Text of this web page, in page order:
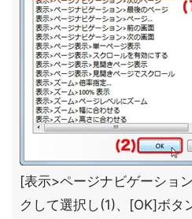
[表示>ページナビゲーショ
クして選択し(1)、[OK]ボタ